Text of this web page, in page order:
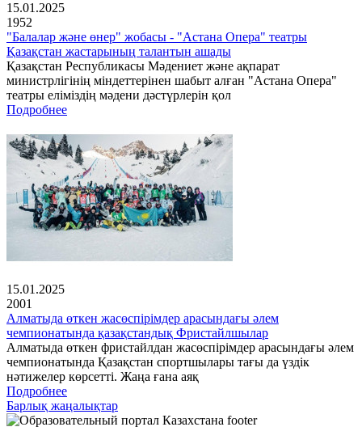
15.01.2025
1952
"Балалар және өнер" жобасы - "Астана Опера" театры
Қазақстан жастарының талантын ашады
Қазақстан Республикасы Мәдениет және ақпарат
министрлігінің міндеттерінен шабыт алған "Астана Опера"
театры еліміздің мәдени дәстүрлерін қол
Подробнее
15.01.2025
2001
Алматыда өткен жасөспірімдер арасындағы әлем
чемпионатында қазақстандық Фристайлшылар
Алматыда өткен фристайлдан жасөспірімдер арасындағы әлем
чемпионатында Қазақстан спортшылары тағы да үздік
нәтижелер көрсетті. Жаңа ғана аяқ
Подробнее
Барлық жаңалықтар